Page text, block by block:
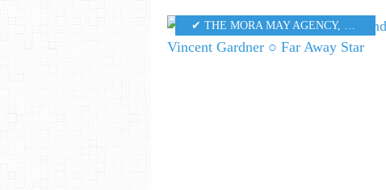
✔ THE MORA MAY AGENCY, MUSIC,